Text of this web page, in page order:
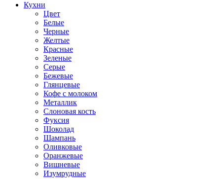
Кухни
Цвет
Белые
Черные
Желтые
Красные
Зеленые
Серые
Бежевые
Глянцевые
Кофе с молоком
Металлик
Слоновая кость
Фуксия
Шоколад
Шампань
Оливковые
Оранжевые
Вишневые
Изумрудные